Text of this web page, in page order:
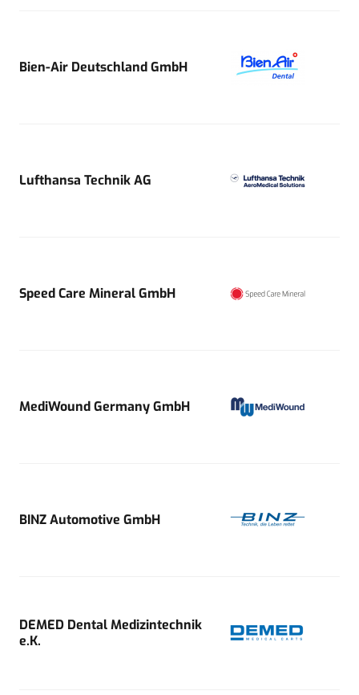
Bien-Air Deutschland GmbH
Lufthansa Technik AG
Speed Care Mineral GmbH
MediWound Germany GmbH
BINZ Automotive GmbH
DEMED Dental Medizintechnik
e.K.